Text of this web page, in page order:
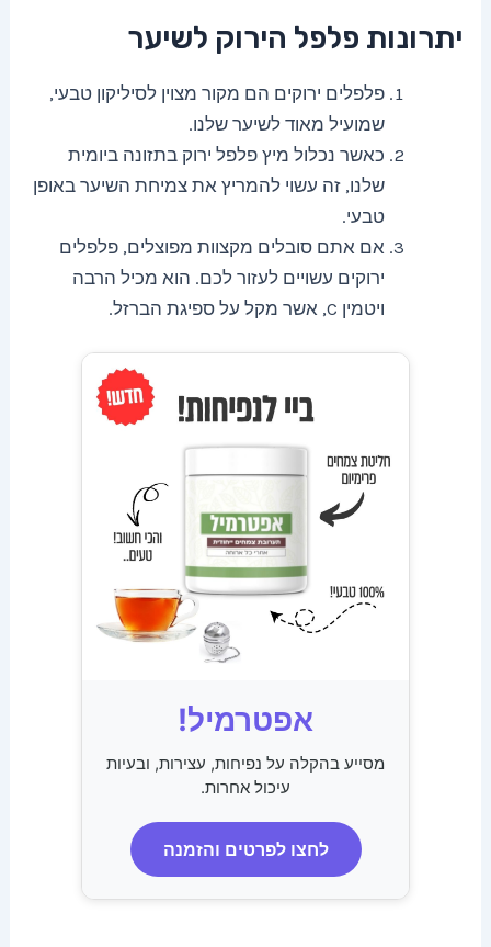
יתרונות פלפל הירוק לשיער
פלפלים ירוקים הם מקור מצוין לסיליקון טבעי,
שמועיל מאוד לשיער שלנו.
כאשר נכלול מיץ פלפל ירוק בתזונה ביומית
שלנו, זה עשוי להמריץ את צמיחת השיער באופן
טבעי.
אם אתם סובלים מקצוות מפוצלים, פלפלים
ירוקים עשויים לעזור לכם. הוא מכיל הרבה
ויטמין C, אשר מקל על ספיגת הברזל.
אפטרמיל!
מסייע בהקלה על נפיחות, עצירות, ובעיות
עיכול אחרות.
לחצו לפרטים והזמנה